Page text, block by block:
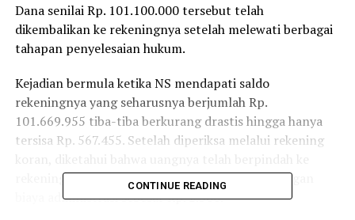
Dana senilai Rp. 101.100.000 tersebut telah
dikembalikan ke rekeningnya setelah melewati berbagai
tahapan penyelesaian hukum.
Kejadian bermula ketika NS mendapati saldo
rekeningnya yang seharusnya berjumlah Rp.
101.669.955 tiba-tiba berkurang drastis hingga hanya
tersisa Rp. 567.455. Setelah diperiksa melalui rekening
rekening yang tidak dikenalnya, termasuk potongan
biaya administrasi sebesar Rp. 2.500.
CONTINUE READING